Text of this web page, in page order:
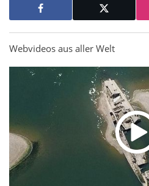
Webvideos aus aller Welt